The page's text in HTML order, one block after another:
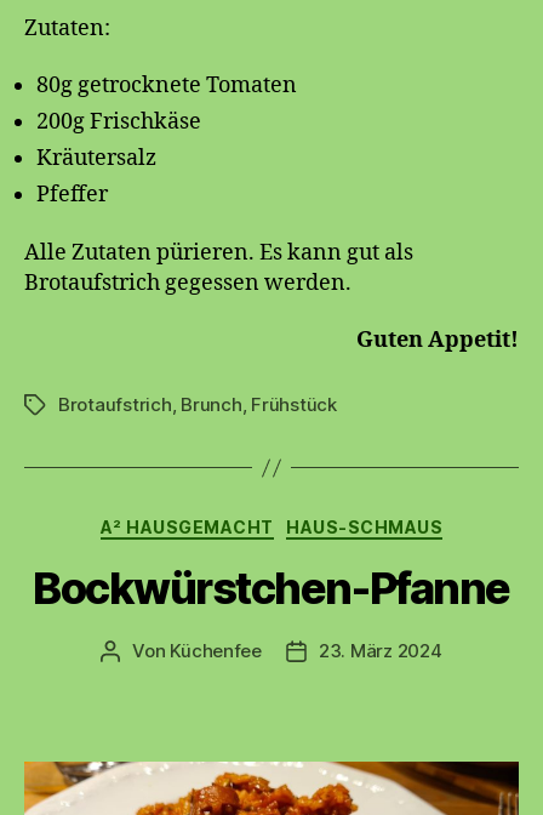
Zutaten:
80g getrocknete Tomaten
200g Frischkäse
Kräutersalz
Pfeffer
Alle Zutaten pürieren. Es kann gut als
Brotaufstrich gegessen werden.
Guten Appetit!
Schlagwörter
Brotaufstrich, Brunch, Frühstück
Kategorien
A² HAUSGEMACHT HAUS-SCHMAUS
Bockwürstchen-Pfanne
Beitragsautor
Von Küchenfee Beitragsdatum
23. März 2024